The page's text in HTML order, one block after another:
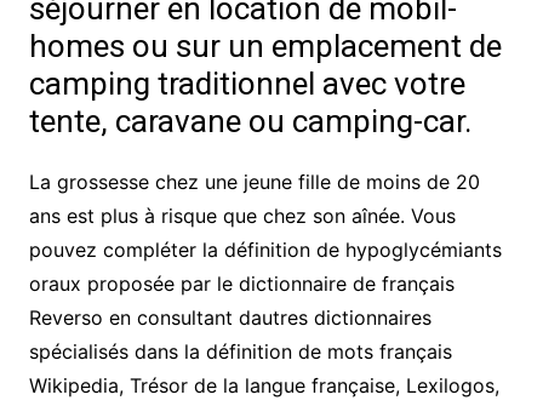
séjourner en location de mobil-
homes ou sur un emplacement de
camping traditionnel avec votre
tente, caravane ou camping-car.
La grossesse chez une jeune fille de moins de 20
ans est plus à risque que chez son aînée. Vous
pouvez compléter la définition de hypoglycémiants
oraux proposée par le dictionnaire de français
Reverso en consultant dautres dictionnaires
spécialisés dans la définition de mots français
Wikipedia, Trésor de la langue française, Lexilogos,